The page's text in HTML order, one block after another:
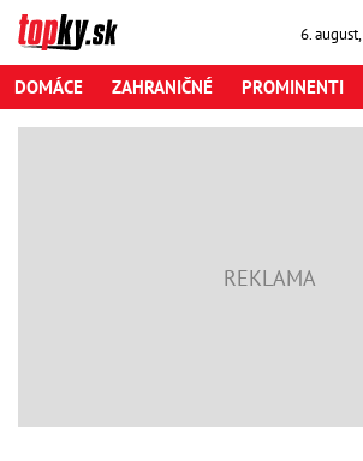
6. august,
DOMÁCE ZAHRANIČNÉ PROMINENTI